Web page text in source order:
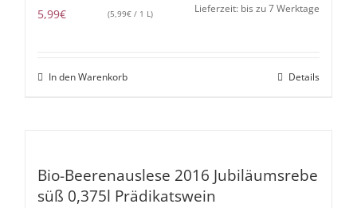
5,99€ (5,99€ / 1 L) Lieferzeit: bis zu 7 Werktage
In den Warenkorb Details
Bio-Beerenauslese 2016 Jubiläumsrebe
süß 0,375l Prädikatswein